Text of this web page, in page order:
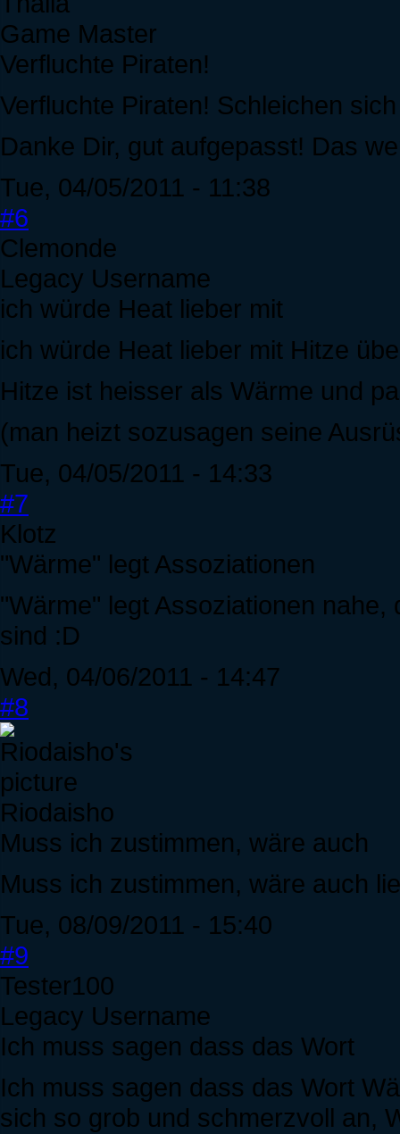
Game Master
Verfluchte Piraten!
Verfluchte Piraten! Schleichen
Danke Dir, gut aufgepasst! Das
Tue, 04/05/2011 - 11:38
#6
Clemonde
Legacy Username
ich würde Heat lieber mit
ich würde Heat lieber mit Hitze
Hitze ist heisser als Wärme und
(man heizt sozusagen seine
Tue, 04/05/2011 - 14:33
#7
Klotz
"Wärme" legt Assoziationen
"Wärme" legt Assoziationen
sind :D
Wed, 04/06/2011 - 14:47
#8
Riodaisho
Muss ich zustimmen, wäre auch
Muss ich zustimmen, wäre auch
Tue, 08/09/2011 - 15:40
#9
Tester100
Legacy Username
Ich muss sagen dass das Wort
Ich muss sagen dass das Wort
sich so grob und schmerzvoll an,